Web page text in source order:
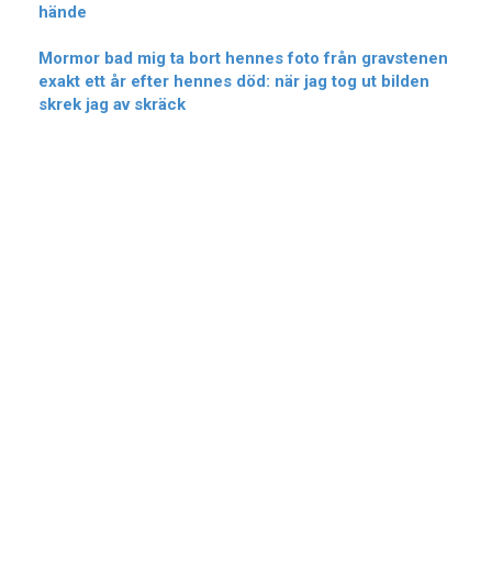
hände
Mormor bad mig ta bort hennes foto från gravstenen
exakt ett år efter hennes död: när jag tog ut bilden
skrek jag av skräck